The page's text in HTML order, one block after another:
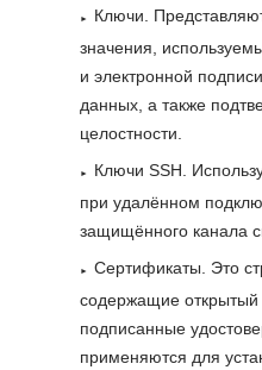
Ключи.
значения,
и электронной
данных, а также
целостности.
Ключи SSH.
при удалённом
защищённого канала
Сертификаты. Это
содержащие открытый
подписанные
применяются для